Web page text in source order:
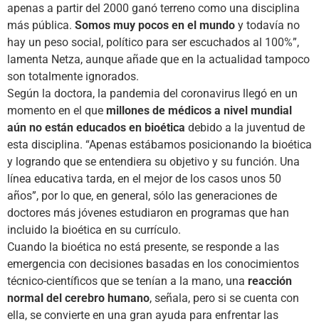
apenas a partir del 2000 ganó terreno como una disciplina
más pública. Somos muy pocos en el mundo y todavía no
hay un peso social, político para ser escuchados al 100%”,
lamenta Netza, aunque añade que en la actualidad tampoco
son totalmente ignorados.
Según la doctora, la pandemia del coronavirus llegó en un
momento en el que millones de médicos a nivel mundial
aún no están educados en bioética debido a la juventud de
esta disciplina. “Apenas estábamos posicionando la bioética
y logrando que se entendiera su objetivo y su función. Una
línea educativa tarda, en el mejor de los casos unos 50
años”, por lo que, en general, sólo las generaciones de
doctores más jóvenes estudiaron en programas que han
incluido la bioética en su currículo.
Cuando la bioética no está presente, se responde a las
emergencia con decisiones basadas en los conocimientos
técnico-científicos que se tenían a la mano, una reacción
normal del cerebro humano, señala, pero si se cuenta con
ella, se convierte en una gran ayuda para enfrentar las